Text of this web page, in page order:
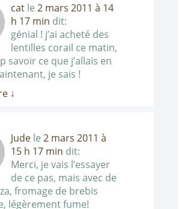
cat le 2 mars 2011 à 14
h 17 min dit:
génial ! j’ai acheté des
lentilles corail ce matin,
savoir ce que j’allais en
je sais !
↓
Jude le 2 mars 2011 à
15 h 17 min dit:
Merci, je vais l’essayer
de ce pas, mais avec de
fromage de brebis
légèrement fume!